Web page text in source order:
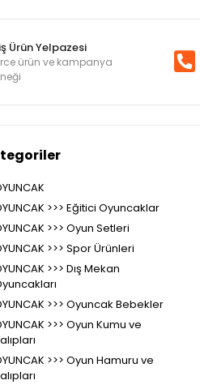
Ürün Yelpazesi
ürün ve kampanya
>>> Eğitici Oyuncaklar
>>> Oyun Setleri
>>> Spor Ürünleri
>>> Dış Mekan
>>> Oyuncak Bebekler
>>> Oyun Kumu ve
>>> Oyun Hamuru ve